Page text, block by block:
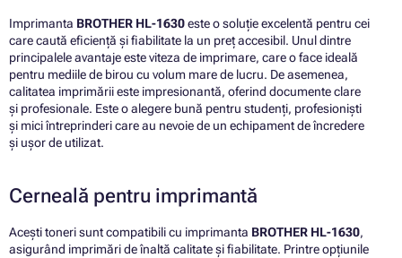
Imprimanta BROTHER HL-1630este o soluție excelentă pentru cei
care caută eficiență și fiabilitate la un preț accesibil. Unul dintre
principalele avantaje este viteza de imprimare, care o face ideală
pentru mediile de birou cu volum mare de lucru. De asemenea,
calitatea imprimării este impresionantă, oferind documente clare
și profesionale. Este o alegere bună pentru studenți, profesioniști
și mici întreprinderi care au nevoie de un echipament de încredere
și ușor de utilizat.
Cerneală pentru imprimantă
Acești toneri sunt compatibili cu imprimanta BROTHER HL-1630,
asigurând imprimări de înaltă calitate și fiabilitate. Printre opțiunile